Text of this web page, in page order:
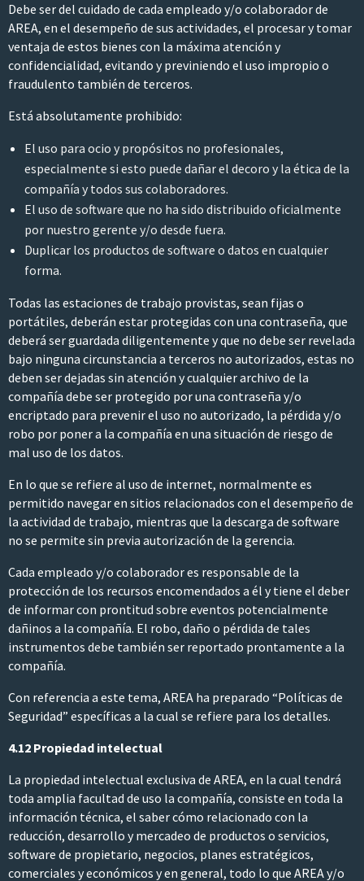
Debe ser del cuidado de cada empleado y/o colaborador de
AREA, en el desempeño de sus actividades, el procesar y tomar
ventaja de estos bienes con la máxima atención y
confidencialidad, evitando y previniendo el uso impropio o
fraudulento también de terceros.
Está absolutamente prohibido:
El uso para ocio y propósitos no profesionales,
especialmente si esto puede dañar el decoro y la ética de la
compañía y todos sus colaboradores.
El uso de software que no ha sido distribuido oficialmente
por nuestro gerente y/o desde fuera.
Duplicar los productos de software o datos en cualquier
forma.
Todas las estaciones de trabajo provistas, sean fijas o
portátiles, deberán estar protegidas con una contraseña, que
deberá ser guardada diligentemente y que no debe ser revelada
bajo ninguna circunstancia a terceros no autorizados, estas no
deben ser dejadas sin atención y cualquier archivo de la
compañía debe ser protegido por una contraseña y/o
encriptado para prevenir el uso no autorizado, la pérdida y/o
robo por poner a la compañía en una situación de riesgo de
mal uso de los datos.
En lo que se refiere al uso de internet, normalmente es
permitido navegar en sitios relacionados con el desempeño de
la actividad de trabajo, mientras que la descarga de software
no se permite sin previa autorización de la gerencia.
Cada empleado y/o colaborador es responsable de la
protección de los recursos encomendados a él y tiene el deber
de informar con prontitud sobre eventos potencialmente
dañinos a la compañía. El robo, daño o pérdida de tales
instrumentos debe también ser reportado prontamente a la
compañía.
Con referencia a este tema, AREA ha preparado “Políticas de
Seguridad” específicas a la cual se refiere para los detalles.
4.12 Propiedad intelectual
La propiedad intelectual exclusiva de AREA, en la cual tendrá
toda amplia facultad de uso la compañía, consiste en toda la
información técnica, el saber cómo relacionado con la
reducción, desarrollo y mercadeo de productos o servicios,
software de propietario, negocios, planes estratégicos,
comerciales y económicos y en general, todo lo que AREA y/o